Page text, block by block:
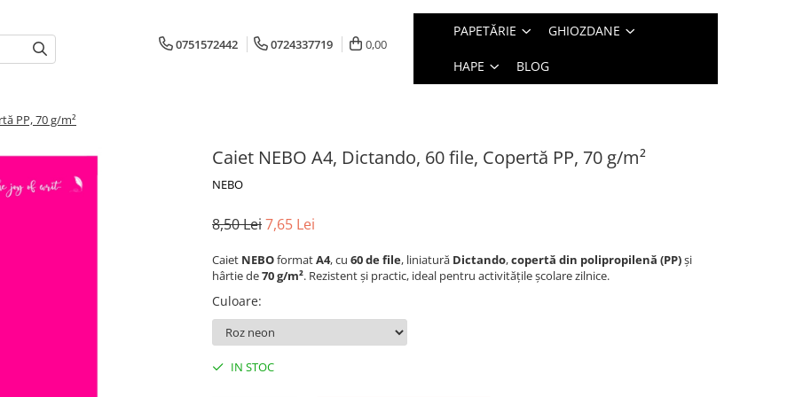
0751572442 0724337719 0,00
PAPETĂRIE GHIOZDANE
HAPE BLOG
PP, 70 g/m²
Caiet NEBO A4, Dictando, 60 file, Copertă PP, 70 g/m²
NEBO
8,50 Lei7,65 Lei
Caiet NEBOformatA4, cu 60 de file, liniatură Dictando,copertă din polipropilenă (PP)și
hârtie de70 g/m². Rezistent și practic, ideal pentru activitățile școlare zilnice.
Culoare:
IN STOC